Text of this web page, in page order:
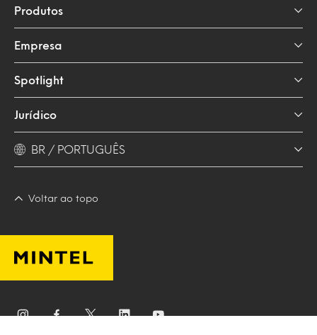
Produtos
Empresa
Spotlight
Jurídico
BR / PORTUGUÊS
Voltar ao topo